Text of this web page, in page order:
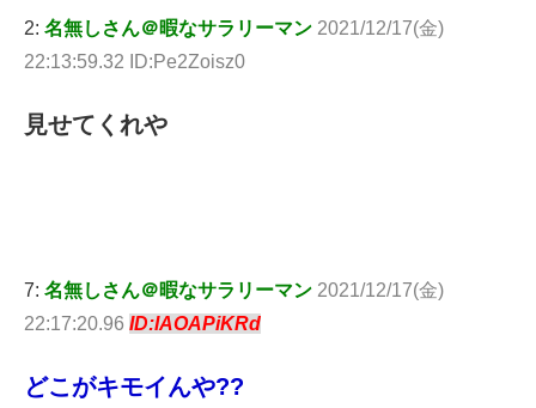
2: 名無しさん＠暇なサラリーマン 2021/12/17(金)
22:13:59.32 ID:Pe2Zoisz0
見せてくれや
7: 名無しさん＠暇なサラリーマン 2021/12/17(金)
22:17:20.96 ID:IAOAPiKRd
どこがキモイんや??